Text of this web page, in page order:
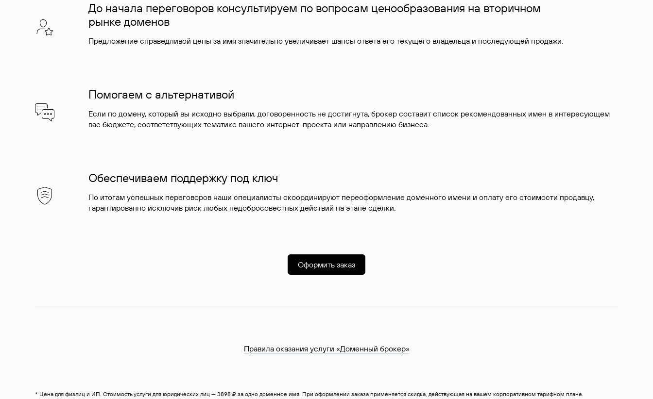
До начала переговоров консультируем по вопросам ценообразования на вторичном
рынке доменов
Предложение справедливой цены за имя значительно увеличивает шансы ответа его текущего владельца и последующей продажи.
Помогаем с альтернативой
Если по домену, который вы исходно выбрали, договоренность не достигнута, брокер составит список рекомендованных имен в интересующем
вас бюджете, соответствующих тематике вашего интернет-проекта или направлению бизнеса.
Обеспечиваем поддержку под ключ
По итогам успешных переговоров наши специалисты скоординируют переоформление доменного имени и оплату его стоимости продавцу,
гарантированно исключив риск любых недобросовестных действий на этапе сделки.
Оформить заказ
Правила оказания услуги «Доменный брокер»
* Цена для физлиц и ИП. Стоимость услуги для юридических лиц — 3898 ₽ за одно доменное имя. При оформлении заказа применяется скидка, действующая на вашем корпоративном тарифном плане.